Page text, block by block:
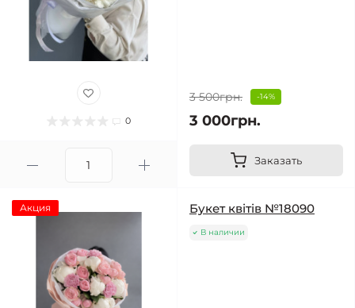
0
3 500грн. -14%
3 000грн.
Заказать
Акция Букет квітів №18090
В наличии